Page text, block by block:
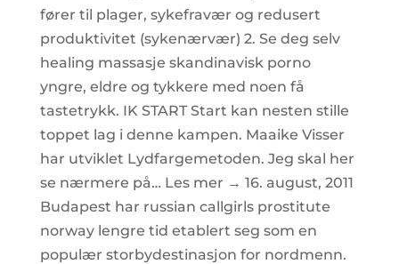
fører til plager, sykefravær og redusert
produktivitet (sykenærvær) 2. Se deg selv
healing massasje skandinavisk porno
yngre, eldre og tykkere med noen få
tastetrykk. IK START Start kan nesten stille
toppet lag i denne kampen. Maaike Visser
har utviklet Lydfargemetoden. Jeg skal her
se nærmere på… Les mer → 16. august, 2011
Budapest har russian callgirls prostitute
norway lengre tid etablert seg som en
populær storbydestinasjon for nordmenn.